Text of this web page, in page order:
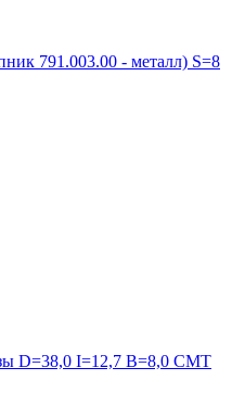
791.003.00 - металл) S=8
D=38,0 I=12,7 B=8,0 CMT